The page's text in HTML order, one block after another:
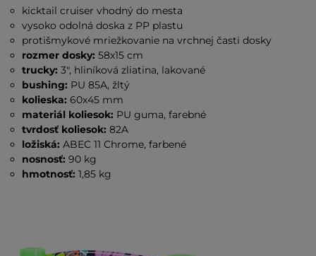
kicktail cruiser vhodný do mesta
vysoko odolná doska z PP plastu
protišmykové mriežkovanie na vrchnej časti dosky
rozmer dosky: 58x15 cm
trucky: 3", hliníková zliatina, lakované
bushing: PU 85A, žltý
kolieska: 60x45 mm
materiál koliesok: PU guma, farebné
tvrdosť koliesok: 82A
ložiská: ABEC 11 Chrome, farbené
nosnosť: 90 kg
hmotnosť: 1,85 kg